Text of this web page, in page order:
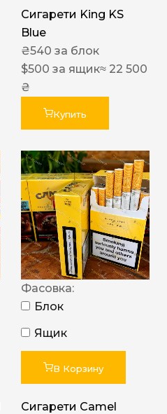
Сигарети King KS
Blue
₴540 за блок
$500 за ящик≈ 22 500
₴
Купить
Фасовка:
Блок
Ящик
В Корзину
Сигарети Camel